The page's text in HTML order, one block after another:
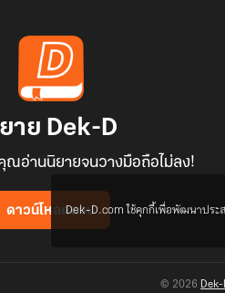
าย Dek-D
ณอ่านนิยายจนวางมือถือไม่ลง!
ดาวน์โหลดแอป
© 2026
Dek-D.com ใช้คุกกี้เพื่อพัฒนาประ